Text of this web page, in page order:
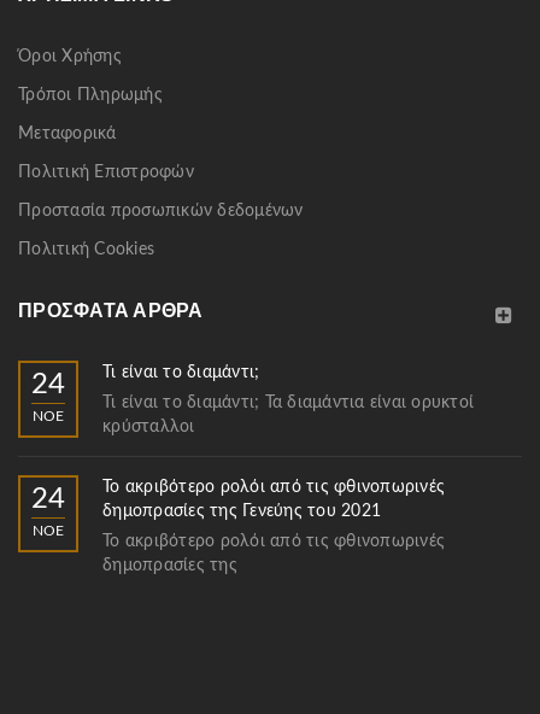
Όροι Χρήσης
Τρόποι Πληρωμής
Μεταφορικά
Πολιτική Επιστροφών
Προστασία προσωπικών δεδομένων
Πολιτική Cookies
ΠΡΌΣΦΑΤΑ ΆΡΘΡΑ
24
ΝΟΈ
Τι είναι το διαμάντι;
Τι είναι το διαμάντι; Τα διαμάντια είναι ορυκτοί
κρύσταλλοι
24
ΝΟΈ
Το ακριβότερο ρολόι από τις φθινοπωρινές
δημοπρασίες της Γενεύης του 2021
Το ακριβότερο ρολόι από τις φθινοπωρινές
δημοπρασίες της